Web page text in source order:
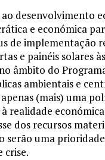
desenvolvimento
e económica
de implementação
e painéis solares
âmbito do
ambientais e
(mais) uma
realidade
dos recursos
uma
crise.